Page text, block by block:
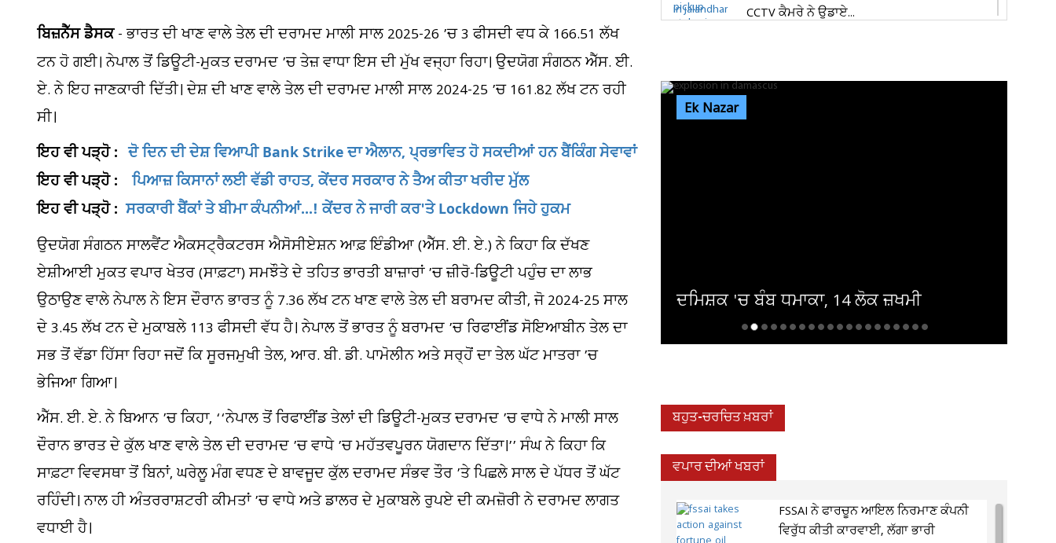
ਬਿਜ਼ਨੈੱਸ ਡੈਸਕ- ਭਾਰਤ ਦੀ ਖਾਣ ਵਾਲੇ ਤੇਲ ਦੀ ਦਰਾਮਦ ਮਾਲੀ ਸਾਲ 2025-26 ’ਚ 3 ਫੀਸਦੀ ਵਧ ਕੇ 166.51 ਲੱਖ
ਟਨ ਹੋ ਗਈ। ਨੇਪਾਲ ਤੋਂ ਡਿਊਟੀ-ਮੁਕਤ ਦਰਾਮਦ ’ਚ ਤੇਜ਼ ਵਾਧਾ ਇਸ ਦੀ ਮੁੱਖ ਵਜ੍ਹਾ ਰਿਹਾ। ਉਦਯੋਗ ਸੰਗਠਨ ਐੱਸ. ਈ.
ਏ. ਨੇ ਇਹ ਜਾਣਕਾਰੀ ਦਿੱਤੀ। ਦੇਸ਼ ਦੀ ਖਾਣ ਵਾਲੇ ਤੇਲ ਦੀ ਦਰਾਮਦ ਮਾਲੀ ਸਾਲ 2024-25 ’ਚ 161.82 ਲੱਖ ਟਨ ਰਹੀ
ਸੀ।
ਇਹ ਵੀ ਪੜ੍ਹੋ : ਦੋ ਦਿਨ ਦੀ ਦੇਸ਼ ਵਿਆਪੀ Bank Strike ਦਾ ਐਲਾਨ, ਪ੍ਰਭਾਵਿਤ ਹੋ ਸਕਦੀਆਂ ਹਨ ਬੈਂਕਿੰਗ ਸੇਵਾਵਾਂ
ਇਹ ਵੀ ਪੜ੍ਹੋ :
ਪਿਆਜ਼ ਕਿਸਾਨਾਂ ਲਈ ਵੱਡੀ ਰਾਹਤ, ਕੇਂਦਰ ਸਰਕਾਰ ਨੇ ਤੈਅ ਕੀਤਾ ਖਰੀਦ ਮੁੱਲ
ਇਹ ਵੀ ਪੜ੍ਹੋ :ਸਰਕਾਰੀ ਬੈਂਕਾਂ ਤੇ ਬੀਮਾ ਕੰਪਨੀਆਂ...! ਕੇਂਦਰ ਨੇ ਜਾਰੀ ਕਰ'ਤੇ Lockdown ਜਿਹੇ ਹੁਕਮ
ਉਦਯੋਗ ਸੰਗਠਨ ਸਾਲਵੈਂਟ ਐਕਸਟ੍ਰੈਕਟਰਸ ਐਸੋਸੀਏਸ਼ਨ ਆਫ਼ ਇੰਡੀਆ (ਐੱਸ. ਈ. ਏ.) ਨੇ ਕਿਹਾ ਕਿ ਦੱਖਣ
ਏਸ਼ੀਆਈ ਮੁਕਤ ਵਪਾਰ ਖੇਤਰ (ਸਾਫ਼ਟਾ) ਸਮਝੌਤੇ ਦੇ ਤਹਿਤ ਭਾਰਤੀ ਬਾਜ਼ਾਰਾਂ ’ਚ ਜ਼ੀਰੋ-ਡਿਊਟੀ ਪਹੁੰਚ ਦਾ ਲਾਭ
ਉਠਾਉਣ ਵਾਲੇ ਨੇਪਾਲ ਨੇ ਇਸ ਦੌਰਾਨ ਭਾਰਤ ਨੂੰ 7.36 ਲੱਖ ਟਨ ਖਾਣ ਵਾਲੇ ਤੇਲ ਦੀ ਬਰਾਮਦ ਕੀਤੀ, ਜੋ 2024-25 ਸਾਲ
ਦੇ 3.45 ਲੱਖ ਟਨ ਦੇ ਮੁਕਾਬਲੇ 113 ਫੀਸਦੀ ਵੱਧ ਹੈ। ਨੇਪਾਲ ਤੋਂ ਭਾਰਤ ਨੂੰ ਬਰਾਮਦ ’ਚ ਰਿਫਾਈਂਡ ਸੋਇਆਬੀਨ ਤੇਲ ਦਾ
ਸਭ ਤੋਂ ਵੱਡਾ ਹਿੱਸਾ ਰਿਹਾ ਜਦੋਂ ਕਿ ਸੂਰਜਮੁਖੀ ਤੇਲ, ਆਰ. ਬੀ. ਡੀ. ਪਾਮੋਲੀਨ ਅਤੇ ਸਰ੍ਹੋਂ ਦਾ ਤੇਲ ਘੱਟ ਮਾਤਰਾ ’ਚ
ਭੇਜਿਆ ਗਿਆ।
ਐੱਸ. ਈ. ਏ. ਨੇ ਬਿਆਨ ’ਚ ਕਿਹਾ, ‘‘ਨੇਪਾਲ ਤੋਂ ਰਿਫਾਈਂਡ ਤੇਲਾਂ ਦੀ ਡਿਊਟੀ-ਮੁਕਤ ਦਰਾਮਦ ’ਚ ਵਾਧੇ ਨੇ ਮਾਲੀ ਸਾਲ
ਦੌਰਾਨ ਭਾਰਤ ਦੇ ਕੁੱਲ ਖਾਣ ਵਾਲੇ ਤੇਲ ਦੀ ਦਰਾਮਦ ’ਚ ਵਾਧੇ ’ਚ ਮਹੱਤਵਪੂਰਨ ਯੋਗਦਾਨ ਦਿੱਤਾ।’’ ਸੰਘ ਨੇ ਕਿਹਾ ਕਿ
ਸਾਫ਼ਟਾ ਵਿਵਸਥਾ ਤੋਂ ਬਿਨਾਂ, ਘਰੇਲੂ ਮੰਗ ਵਧਣ ਦੇ ਬਾਵਜੂਦ ਕੁੱਲ ਦਰਾਮਦ ਸੰਭਵ ਤੌਰ ’ਤੇ ਪਿਛਲੇ ਸਾਲ ਦੇ ਪੱਧਰ ਤੋਂ ਘੱਟ
ਰਹਿੰਦੀ। ਨਾਲ ਹੀ ਅੰਤਰਰਾਸ਼ਟਰੀ ਕੀਮਤਾਂ ’ਚ ਵਾਧੇ ਅਤੇ ਡਾਲਰ ਦੇ ਮੁਕਾਬਲੇ ਰੁਪਏ ਦੀ ਕਮਜ਼ੋਰੀ ਨੇ ਦਰਾਮਦ ਲਾਗਤ
ਵਧਾਈ ਹੈ।
CCTV ਕੈਮਰੇ ਨੇ ਉਡਾਏ...
Ek Nazar
ਦਮਿਸ਼ਕ 'ਚ ਬੰਬ ਧਮਾਕਾ, 14 ਲੋਕ ਜ਼ਖਮੀ
ਬਹੁਤ-ਚਰਚਿਤ ਖ਼ਬਰਾਂ
ਵਪਾਰ ਦੀਆਂ ਖਬਰਾਂ
FSSAI ਨੇ ਫਾਰਚੂਨ ਆਇਲ ਨਿਰਮਾਣ ਕੰਪਨੀ
ਵਿਰੁੱਧ ਕੀਤੀ ਕਾਰਵਾਈ, ਲੱਗਾ ਭਾਰੀ